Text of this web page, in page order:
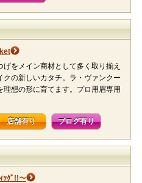
をメイン商材として多く取り揃え
の新しいカタチ。ラ・ヴァンクー
想の形に育てます。プロ用眉専用
店舗有り ブログ有り
ｯｸﾞ!!〜